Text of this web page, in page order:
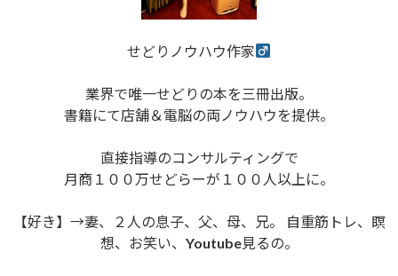
せどりノウハウ作家
業界で唯一せどりの本を三冊出版。
書籍にて店舗＆電脳の両ノウハウを提供。
直接指導のコンサルティングで
月商１００万せどらーが１００人以上に。
【好き】→妻、２人の息子、父、母、兄。 自重筋トレ、瞑
想、お笑い、Youtube見るの。